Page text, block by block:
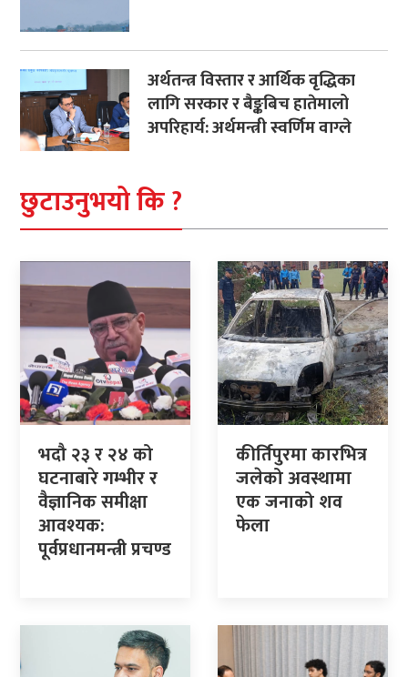
अर्थतन्त्र विस्तार र आर्थिक वृद्धिका
लागि सरकार र बैङ्कबिच हातेमालो
अपरिहार्य: अर्थमन्त्री स्वर्णिम वाग्ले
छुटाउनुभयो कि ?
भदौ २३ र २४ को
घटनाबारे गम्भीर र
वैज्ञानिक समीक्षा
आवश्यक:
पूर्वप्रधानमन्त्री प्रचण्ड
कीर्तिपुरमा कारभित्र
जलेको अवस्थामा
एक जनाको शव
फेला